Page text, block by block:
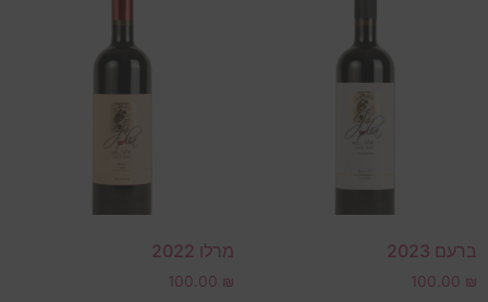
ברעם 2023
100.00 ₪
מרלו 2022
100.00 ₪